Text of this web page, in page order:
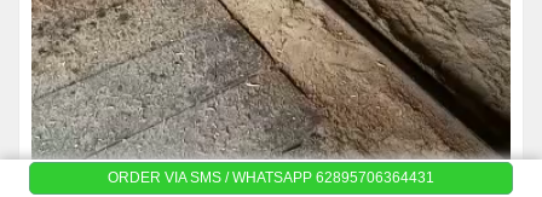
ORDER VIA SMS / WHATSAPP 62895706364431